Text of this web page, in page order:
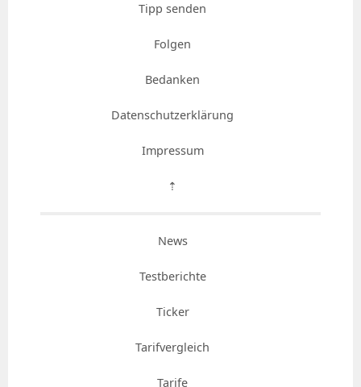
Tipp senden
Folgen
Bedanken
Datenschutzerklärung
Impressum
⇡
News
Testberichte
Ticker
Tarifvergleich
Tarife